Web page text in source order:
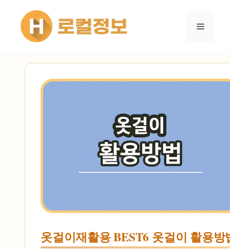
건너뛰기
메뉴
옷걸이재활용 BEST6 옷걸이 활용방